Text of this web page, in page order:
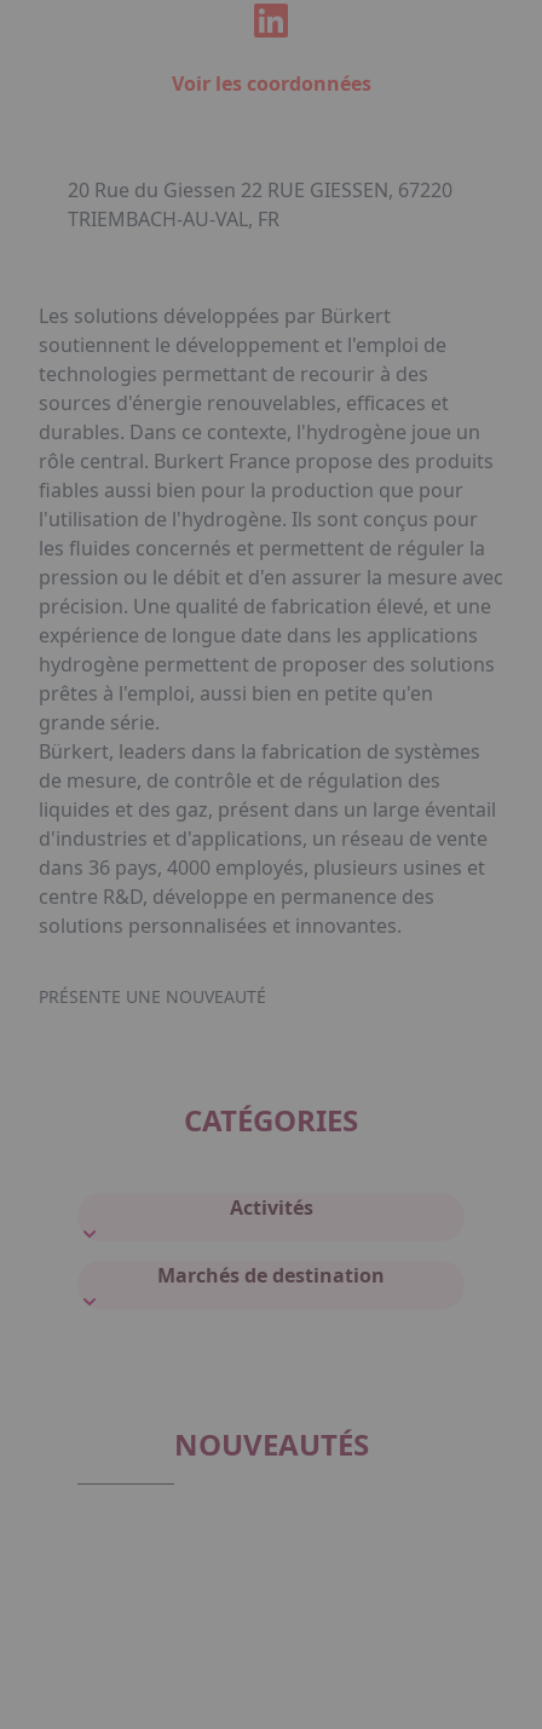
Voir les coordonnées
20 Rue du Giessen 22 RUE GIESSEN, 67220
TRIEMBACH-AU-VAL, FR
Les solutions développées par Bürkert
soutiennent le développement et l'emploi de
technologies permettant de recourir à des
sources d'énergie renouvelables, efficaces et
durables. Dans ce contexte, l'hydrogène joue un
rôle central. Burkert France propose des produits
fiables aussi bien pour la production que pour
l'utilisation de l'hydrogène. Ils sont conçus pour
les fluides concernés et permettent de réguler la
pression ou le débit et d'en assurer la mesure avec
précision. Une qualité de fabrication élevé, et une
expérience de longue date dans les applications
hydrogène permettent de proposer des solutions
prêtes à l'emploi, aussi bien en petite qu'en
grande série.
Bürkert, leaders dans la fabrication de systèmes
de mesure, de contrôle et de régulation des
liquides et des gaz, présent dans un large éventail
d'industries et d'applications, un réseau de vente
dans 36 pays, 4000 employés, plusieurs usines et
centre R&D, développe en permanence des
solutions personnalisées et innovantes.
PRÉSENTE UNE NOUVEAUTÉ
CATÉGORIES
Activités
Marchés de destination
NOUVEAUTÉS